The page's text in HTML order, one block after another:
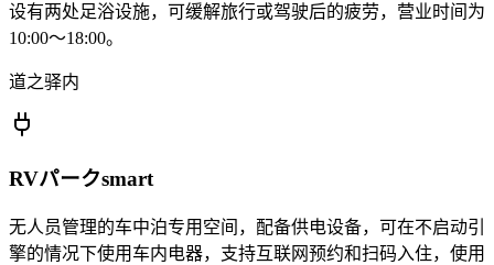
设有两处足浴设施，可缓解旅行或驾驶后的疲劳，营业时间为
10:00～18:00。
道之驿内
RVパークsmart
无人员管理的车中泊专用空间，配备供电设备，可在不启动引
擎的情况下使用车内电器，支持互联网预约和扫码入住，使用